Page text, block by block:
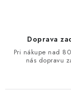
Doprava
Pri nákupe nad
nás dopravu